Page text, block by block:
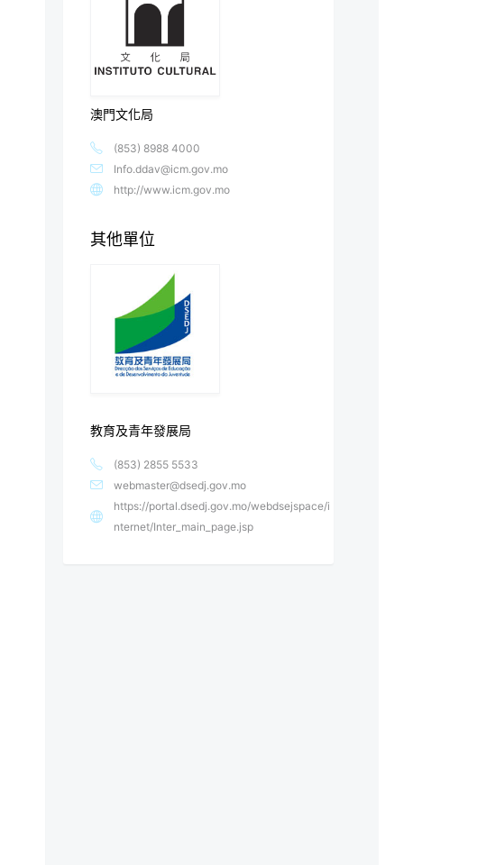
澳門文化局
(853) 8988 4000
Info.ddav@icm.gov.mo
http://www.icm.gov.mo
其他單位
教育及青年發展局
(853) 2855 5533
webmaster@dsedj.gov.mo
https://portal.dsedj.gov.mo/webdsejspace/i
nternet/Inter_main_page.jsp